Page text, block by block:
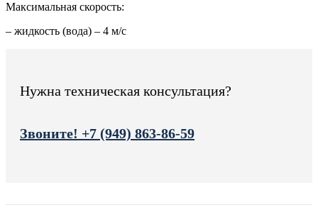
Максимальная скорость:
– жидкость (вода) – 4 м/с
Нужна техническая консультация?
Звоните! +7 (949) 863-86-59